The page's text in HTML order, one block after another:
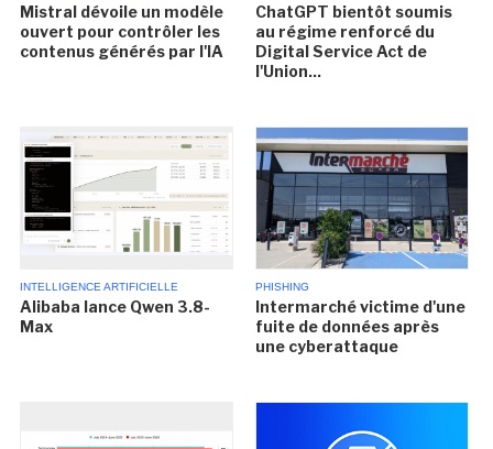
Mistral dévoile un modèle
ouvert pour contrôler les
contenus générés par l'IA
ChatGPT bientôt soumis
au régime renforcé du
Digital Service Act de
l'Union...
INTELLIGENCE ARTIFICIELLE
Alibaba lance Qwen 3.8-
Max
PHISHING
Intermarché victime d'une
fuite de données après
une cyberattaque